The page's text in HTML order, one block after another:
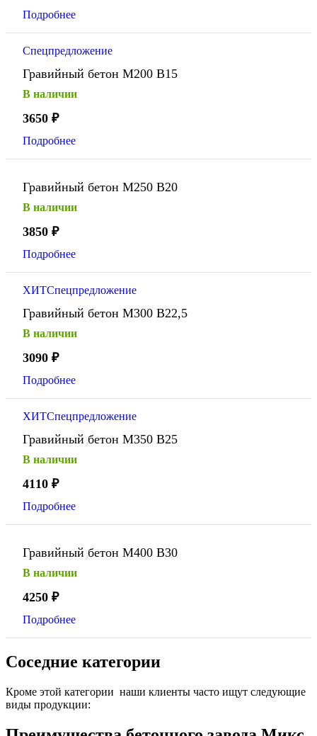
Подробнее
Спецпредложение
Гравийный бетон М200 В15
В наличии
3650 ₽
Подробнее
Гравийный бетон М250 В20
В наличии
3850 ₽
Подробнее
ХИТСпецпредложение
Гравийный бетон М300 В22,5
В наличии
3090 ₽
Подробнее
ХИТСпецпредложение
Гравийный бетон М350 В25
В наличии
4110 ₽
Подробнее
Гравийный бетон М400 В30
В наличии
4250 ₽
Подробнее
Соседние категории
Кроме этой категории наши клиенты часто ищут следующие
виды продукции: